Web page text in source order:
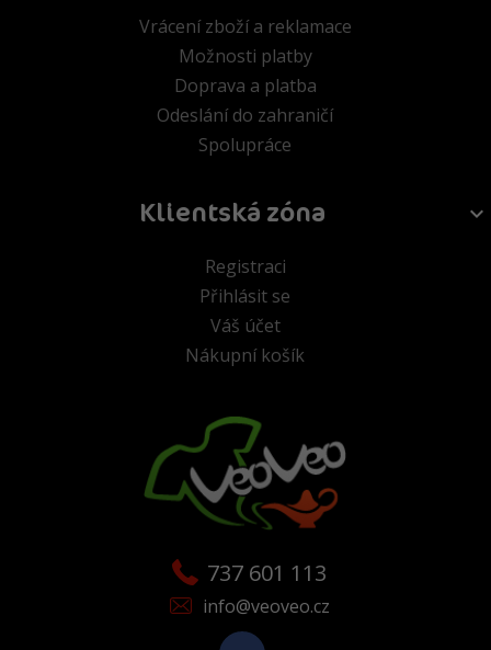
Vrácení zboží a reklamace
Možnosti platby
Doprava a platba
Odeslání do zahraničí
Spolupráce
Klientská zóna
Registraci
Přihlásit se
Váš účet
Nákupní košík
737 601 113
info@veoveo.cz